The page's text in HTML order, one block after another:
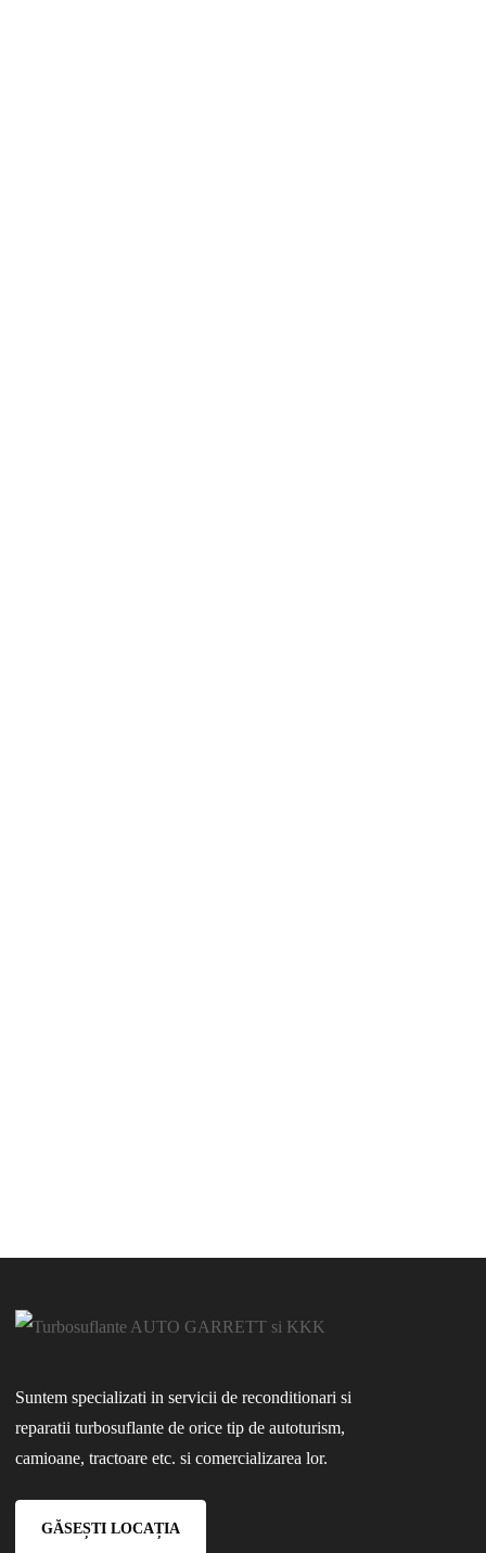
Suntem specializati in servicii de reconditionari si
reparatii turbosuflante de orice tip de autoturism,
camioane, tractoare etc. si comercializarea lor.
GĂSEȘTI LOCAȚIA